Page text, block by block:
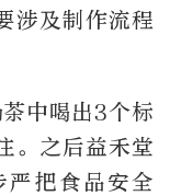
涉及制作流程
中喝出3个标
。之后益禾堂
严把食品安全